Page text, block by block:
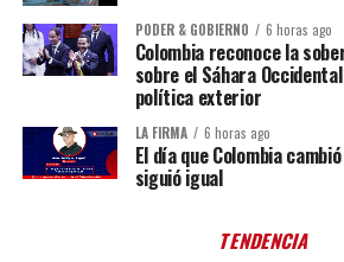
PODER & GOBIERNO 6 horas ago
Colombia reconoce la
sobre el Sáhara
política exterior
LA FIRMA 6 horas ago
El día que Colombia
siguió igual
TENDENCIA